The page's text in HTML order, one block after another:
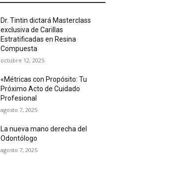
Dr. Tintin dictará Masterclass
exclusiva de Carillas
Estratificadas en Resina
Compuesta
octubre 12, 2025
«Métricas con Propósito: Tu
Próximo Acto de Cuidado
Profesional
agosto 7, 2025
La nueva mano derecha del
Odontólogo
agosto 7, 2025